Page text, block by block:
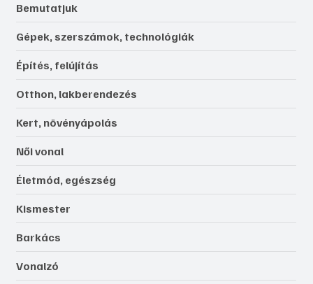
Bemutatjuk
Gépek, szerszámok, technológiák
Építés, felújítás
Otthon, lakberendezés
Kert, növényápolás
Női vonal
Életmód, egészség
Kismester
Barkács
Vonalzó